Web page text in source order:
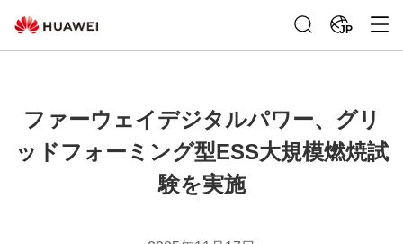
JP
ファーウェイデジタルパワー、グリ
ッドフォーミング型ESS大規模燃焼試
験を実施